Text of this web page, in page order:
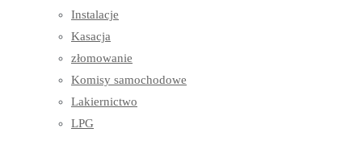
Instalacje
Kasacja
złomowanie
Komisy samochodowe
Lakiernictwo
LPG